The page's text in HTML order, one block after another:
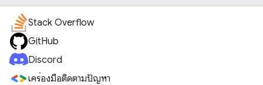
Stack Overflow
GitHub
Discord
เครื่องมือติดตามปัญหา